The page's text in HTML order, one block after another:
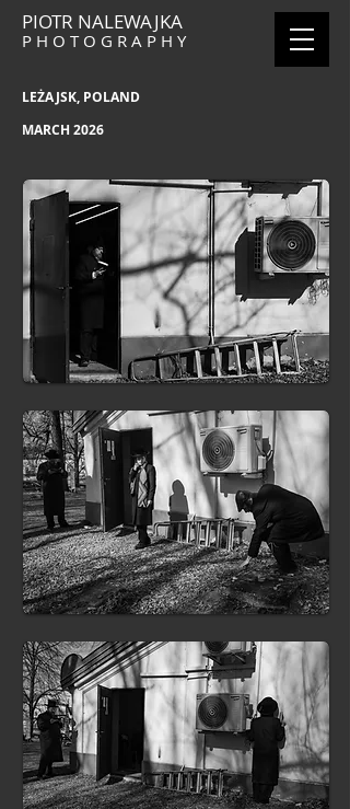
PIOTR NALEWAJKA
P H O T O G R A P H Y
LEŻAJSK, POLAND
MARCH 2026